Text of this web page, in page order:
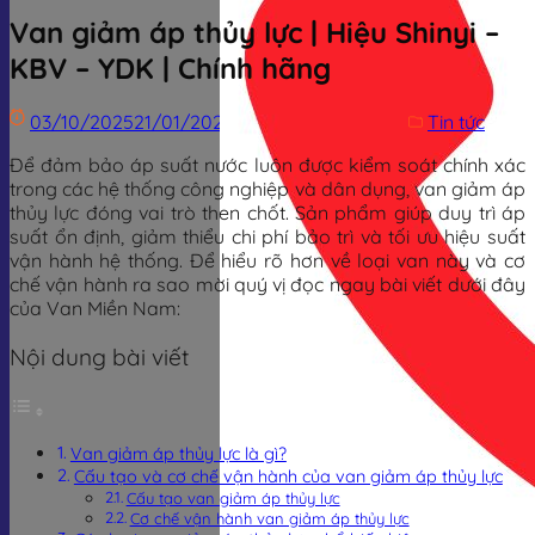
Van giảm áp thủy lực | Hiệu Shinyi –
KBV – YDK | Chính hãng
03/10/202521/01/2026
Tin tức
Để đảm bảo áp suất nước luôn được kiểm soát chính xác
trong các hệ thống công nghiệp và dân dụng, van giảm áp
thủy lực đóng vai trò then chốt. Sản phẩm giúp duy trì áp
suất ổn định, giảm thiểu chi phí bảo trì và tối ưu hiệu suất
vận hành hệ thống. Để hiểu rõ hơn về loại van này và cơ
chế vận hành ra sao mời quý vị đọc ngay bài viết dưới đây
của Van Miền Nam:
Nội dung bài viết
Van giảm áp thủy lực là gì?
Cấu tạo và cơ chế vận hành của van giảm áp thủy lực
Cấu tạo van giảm áp thủy lực
Cơ chế vận hành van giảm áp thủy lực